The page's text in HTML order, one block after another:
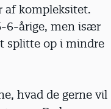
af kompleksitet.
6-årige, men især
splitte op i mindre
hvad de gerne vil